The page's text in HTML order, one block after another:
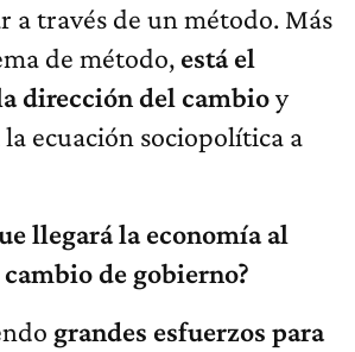
a través de un método. Más
de método, está el
dirección del cambioy
la ecuación sociopolítica a
llegará la economía al
de gobierno?
grandes esfuerzos para